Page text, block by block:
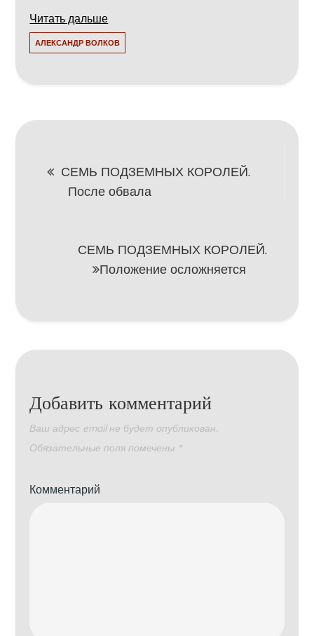
Читать дальше
АЛЕКСАНДР ВОЛКОВ
Навигация
записям
СЕМЬ ПОДЗЕМНЫХ КОРОЛЕЙ.
После обвала
СЕМЬ ПОДЗЕМНЫХ КОРОЛЕЙ.
Положение осложняется
Добавить комментарий
Ваш адрес email не будет опубликован.
Обязательные поля помечены *
Комментарий